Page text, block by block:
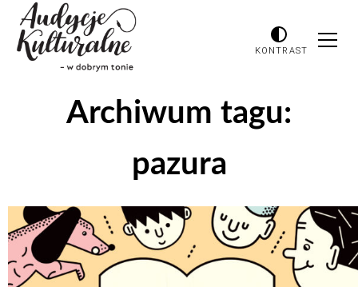
KONTRAST
Archiwum tagu:
pazura
Odtwarzacz
plików
dźwiękowych